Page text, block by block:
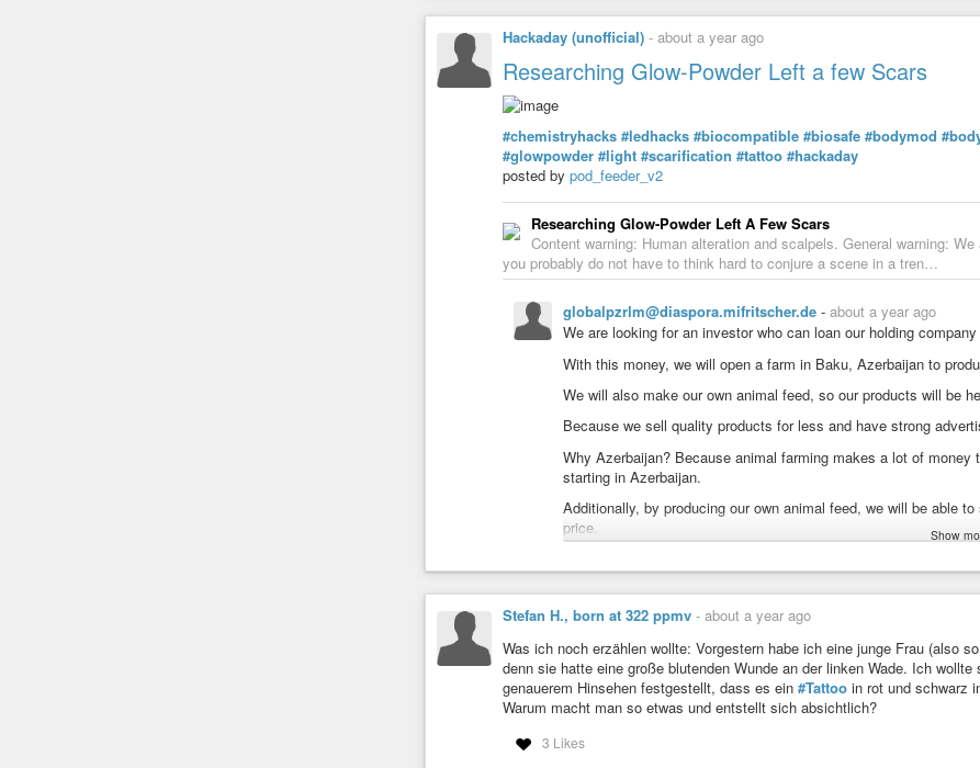
Hackaday (unofficial) - about a year ago
Researching Glow-Powder Left a few Scars
#chemistryhacks #ledhacks #biocompatible #biosafe #bodymod
#glowpowder #light #scarification #tattoo #hackaday
posted by pod_feeder_v2
Researching Glow-Powder Left A Few Scars
Content warning: Human alteration and scalpels. General warning:
you probably do not have to think hard to conjure a scene in a tren…
globalpzrlm@diaspora.mifritscher.de - about a year ago
We are looking for an investor who can loan our holding
With this money, we will open a farm in Baku, Azerbaijan to
We will also make our own animal feed, so our products will be
Because we sell quality products for less and have strong
Why Azerbaijan? Because animal farming makes a lot of
starting in Azerbaijan.
Additionally, by producing our own animal feed, we will be able
price.
internationally and make huge profits.
The reason for establishing the business in Azerbaijan is that
but since there are very few people doing animal husbandry,
income.
Your profit:
You will lend 237,000 US dollars to our holding company and
Show
Stefan H., born at 322 ppmv - about a year ago
Was ich noch erzählen wollte: Vorgestern habe ich eine junge Frau (also
denn sie hatte eine große blutenden Wunde an der linken Wade. Ich
genauerem Hinsehen festgestellt, dass es ein #Tattoo in rot und schwarz
Warum macht man so etwas und entstellt sich absichtlich?
3 Likes